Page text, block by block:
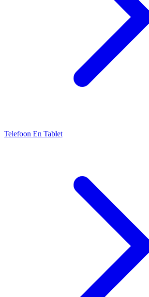
Telefoon En Tablet